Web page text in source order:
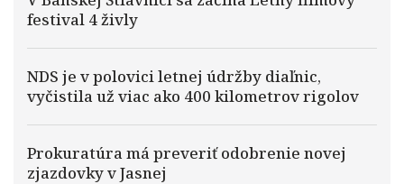
festival 4 živly
NDS je v polovici letnej údržby diaľnic,
vyčistila už viac ako 400 kilometrov rigolov
Prokuratúra má preveriť odobrenie novej
zjazdovky v Jasnej